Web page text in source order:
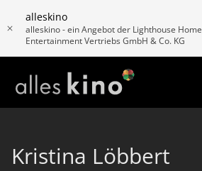
alleskino
alleskino - ein Angebot der Lighthouse Home
Entertainment Vertriebs GmbH & Co. KG
Kristina Löbbert